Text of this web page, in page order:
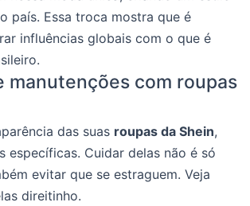
país. Essa troca mostra que é
influências globais com o que é
manutenções com roupas
das suas roupas da Shein,
específicas. Cuidar delas não é só
evitar que se estraguem. Veja
direitinho.